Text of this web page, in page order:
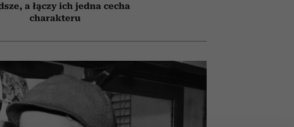
a łączy ich jedna cecha
charakteru